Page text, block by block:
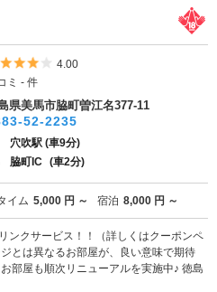
5つ星のうち4
4.00
ミ - 件
県美馬市脇町曽江名377-11
52-2235
穴吹駅 (車9分)
脇町IC (車2分)
イム 5,000 円 ～ 宿泊 8,000 円 ～
ンクサービス！！（詳しくはクーポンペ
とは異なるお部屋が、良い意味で期待
部屋も順次リニューアルを実施中♪ 徳島